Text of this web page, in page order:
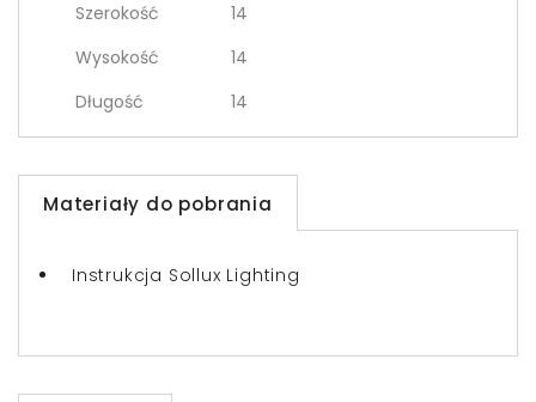
Szerokość
14
Wysokość
14
Długość
14
Materiały do pobrania
Instrukcja Sollux Lighting